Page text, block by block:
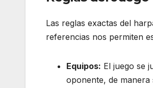
Las reglas exactas del
referencias nos permiten
Equipos: El juego se
oponente, de manera